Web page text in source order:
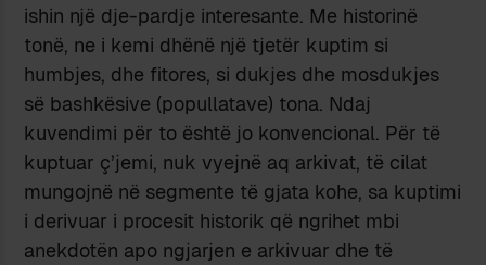
ishin një dje-pardje interesante. Me historinë
tonë, ne i kemi dhënë një tjetër kuptim si
humbjes, dhe fitores, si dukjes dhe mosdukjes
së bashkësive (popullatave) tona. Ndaj
kuvendimi për to është jo konvencional. Për të
kuptuar ç’jemi, nuk vyejnë aq arkivat, të cilat
mungojnë në segmente të gjata kohe, sa kuptimi
i derivuar i procesit historik që ngrihet mbi
anekdotën apo ngjarjen e arkivuar dhe të